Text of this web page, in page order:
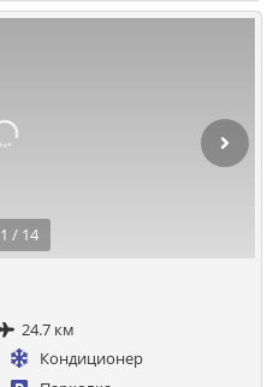
1 / 14
24.7 км
Кондиционер